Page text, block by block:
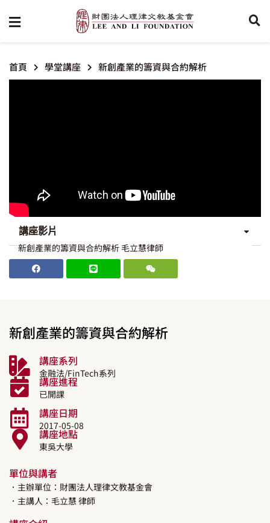
首頁 學堂講座 新創產業的籌資與合約解析
講座影片
新創產業的籌資與合約解析 毛立慧律師
新創產業的籌資與合約解析
講座系列
金融法/FinTech系列
講座進程
已開課
講座日期
2017-05-08
講座地點
東吳大學
單位與講者
．主辦單位：財團法人理律文教基金會
．主講人： 毛立慧律師